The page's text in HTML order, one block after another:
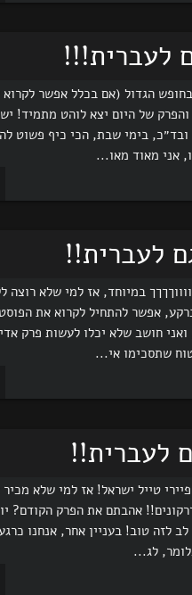
הגדול (אם בכלל אפשר
של היום יצא לוהט מתמיד!
ובד״כ, בימי שבת, הכי כיף פשוט
אני מאוד מאו...
במיוחד, אז למי שלא
אפשר להתחיל לקרוא את
של פיירי טייל, ואני חושב שלא יכלו
שתסכימו אי...
טייל ישראל! אז למי שלא
היום! סוף הגענו לדרקונים!! אהבתם את הפרק
לזה טוב! בעניין אחר, אנחנו
לג...